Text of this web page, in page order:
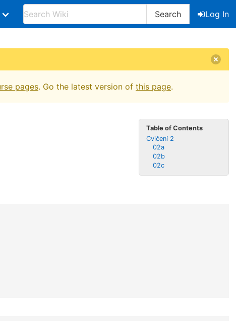
Search
Log In
pages. Go the latest version of this page.
Table of Contents
Cvičení 2
02a
02b
02c